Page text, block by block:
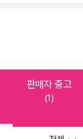
판매자 중고
(1)